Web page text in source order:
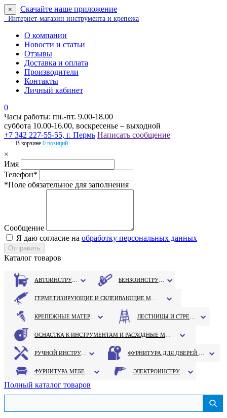
× Скачайте наше приложение
Интернет-магазин инструмента и крепежа
О компании
Новости и статьи
Отзывы
Доставка и оплата
Производители
Контакты
Личный кабинет
0
Часы работы: пн.-пт. 9.00-18.00
суббота 10.00-16.00, воскресенье – выходной
+7 342 227-55-55, г. Пермь Написать сообщение
В корзине 0 позиций
×
Имя
Телефон*
*Поле обязательное для заполнения
Сообщение
Я даю согласие на обработку персональных данных
Каталог товаров
Полный каталог товаров